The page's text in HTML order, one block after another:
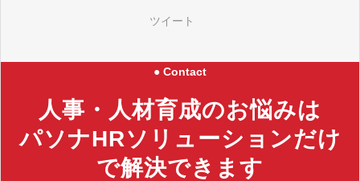
ツイート
● Contact
人事・人材育成のお悩みは
パソナHRソリューションだけ
で解決できます